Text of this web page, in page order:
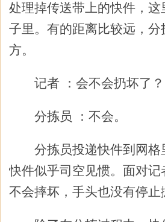
处理掉传送带上的快件，
子里。有的距离比较远，
方。
记者 ：会不会扔坏了？
分拣员 ：不会。
分拣员投递快件到网格
快件似乎司空见惯。面对
不会摔坏，手头也没有停止